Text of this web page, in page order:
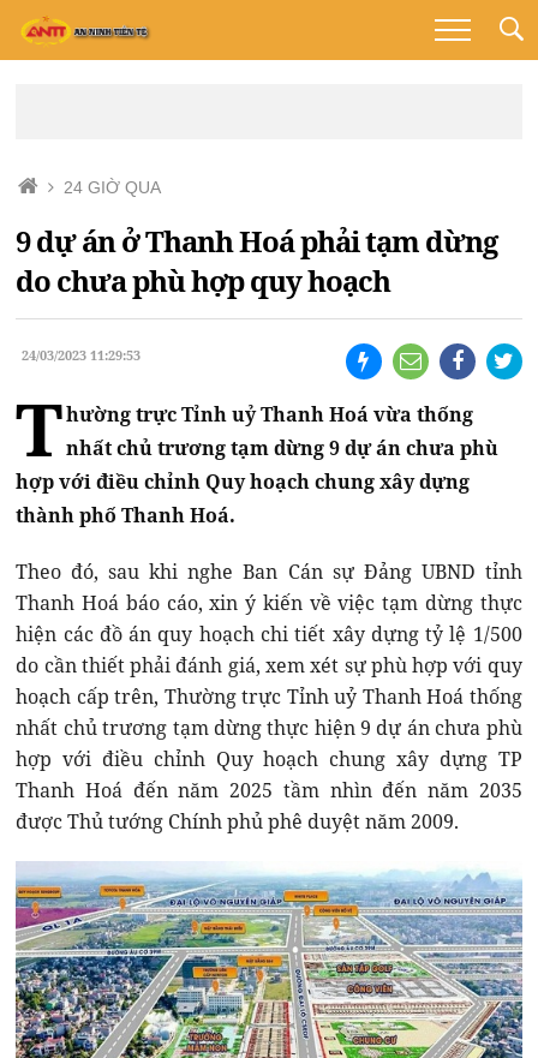
24 GIỜ QUA
9 dự án ở Thanh Hoá phải tạm dừng
do chưa phù hợp quy hoạch
24/03/2023 11:29:53
Thường trực Tỉnh uỷ Thanh Hoá vừa thống
nhất chủ trương tạm dừng 9 dự án chưa phù
hợp với điều chỉnh Quy hoạch chung xây dựng
thành phố Thanh Hoá.
Theo đó, sau khi nghe Ban Cán sự Đảng UBND tỉnh
Thanh Hoá báo cáo, xin ý kiến về việc tạm dừng thực
hiện các đồ án quy hoạch chi tiết xây dựng tỷ lệ 1/500
do cần thiết phải đánh giá, xem xét sự phù hợp với quy
hoạch cấp trên, Thường trực Tỉnh uỷ Thanh Hoá thống
nhất chủ trương tạm dừng thực hiện 9 dự án chưa phù
hợp với điều chỉnh Quy hoạch chung xây dựng TP
Thanh Hoá đến năm 2025 tầm nhìn đến năm 2035
được Thủ tướng Chính phủ phê duyệt năm 2009.